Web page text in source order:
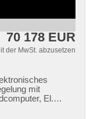
70 178 EUR
der MwSt. abzusetzen
mit
El.
free,